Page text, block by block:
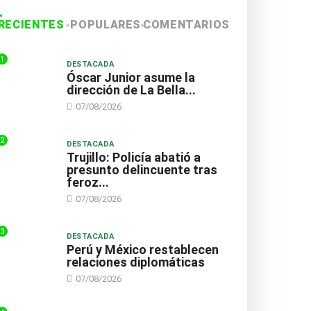
2026
RECIENTES POPULARESCOMENTARIOS
1
DESTACADA
Óscar Junior asume la
dirección de La Bella...
07/08/2026
2 DESTACADA
Trujillo: Policía abatió a
presunto delincuente tras
feroz...
07/08/2026
3
DESTACADA
Perú y México restablecen
relaciones diplomáticas
07/08/2026